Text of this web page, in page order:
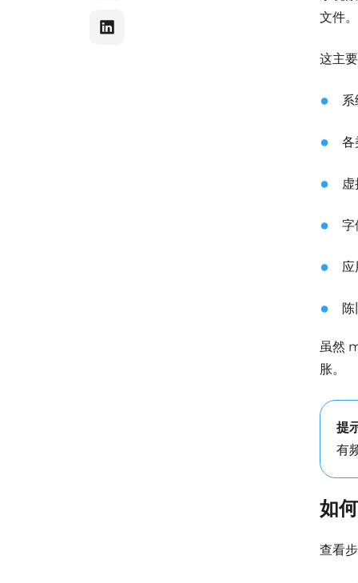
文件。
这主
各
字
虽然
胀。
提
有
如
查看